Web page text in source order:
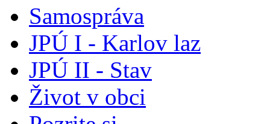
Samospráva
JPÚ I - Karlov laz
JPÚ II - Stav
Život v obci